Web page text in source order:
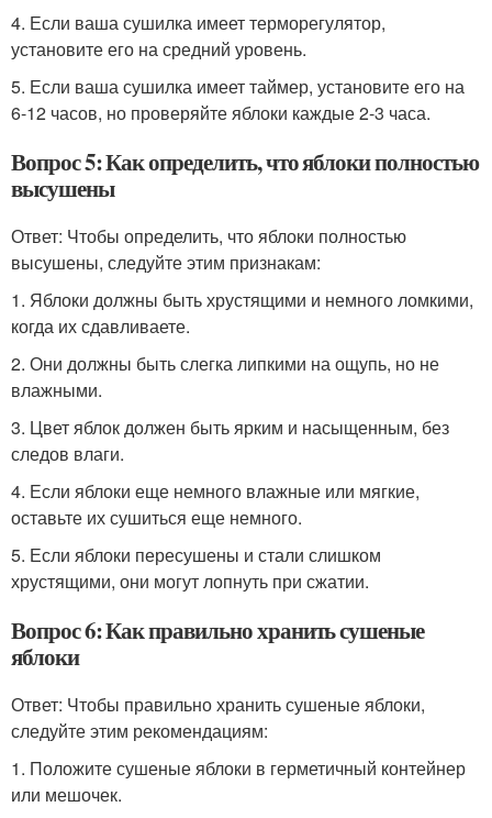
4. Если ваша сушилка имеет терморегулятор,
установите его на средний уровень.
5. Если ваша сушилка имеет таймер, установите его на
6-12 часов, но проверяйте яблоки каждые 2-3 часа.
Вопрос 5: Как определить, что яблоки полностью
высушены
Ответ: Чтобы определить, что яблоки полностью
высушены, следуйте этим признакам:
1. Яблоки должны быть хрустящими и немного ломкими,
когда их сдавливаете.
2. Они должны быть слегка липкими на ощупь, но не
влажными.
3. Цвет яблок должен быть ярким и насыщенным, без
следов влаги.
4. Если яблоки еще немного влажные или мягкие,
оставьте их сушиться еще немного.
5. Если яблоки пересушены и стали слишком
хрустящими, они могут лопнуть при сжатии.
Вопрос 6: Как правильно хранить сушеные
яблоки
Ответ: Чтобы правильно хранить сушеные яблоки,
следуйте этим рекомендациям:
1. Положите сушеные яблоки в герметичный контейнер
или мешочек.